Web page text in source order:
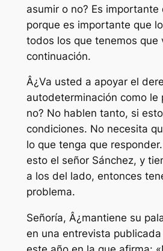
asumir o no? Es importante
porque es importante que
todos los que tenemos que
continuación.
Â¿Va usted a apoyar el
autodeterminación como le
no? No hablen tanto, si
condiciones. No necesita
lo que tenga que
esto el señor Sánchez, y
a los del lado, entonces
problema.
Señoría, Â¿mantiene su
en una entrevista